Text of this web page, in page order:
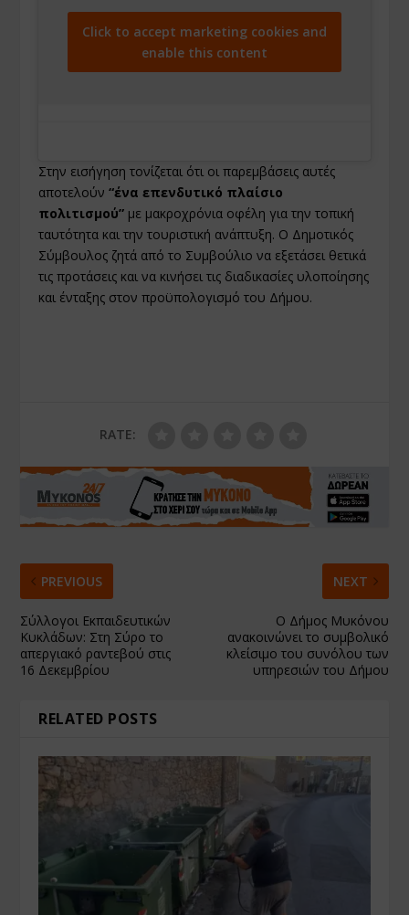
Click to accept marketing cookies and
enable this content
Στην εισήγηση τονίζεται ότι οι παρεμβάσεις αυτές
αποτελούν“ένα επενδυτικό πλαίσιο
πολιτισμού” με μακροχρόνια οφέλη για την τοπική
ταυτότητα και την τουριστική ανάπτυξη. Ο Δημοτικός
Σύμβουλος ζητά από το Συμβούλιο να εξετάσει θετικά
τις προτάσεις και να κινήσει τις διαδικασίες υλοποίησης
και ένταξης στον προϋπολογισμό του Δήμου.
RATE:
PREVIOUS
Σύλλογοι Εκπαιδευτικών
Κυκλάδων: Στη Σύρο το
απεργιακό ραντεβού στις
16 Δεκεμβρίου
NEXT
Ο Δήμος Μυκόνου
ανακοινώνει το συμβολικό
κλείσιμο του συνόλου των
υπηρεσιών του Δήμου
RELATED POSTS